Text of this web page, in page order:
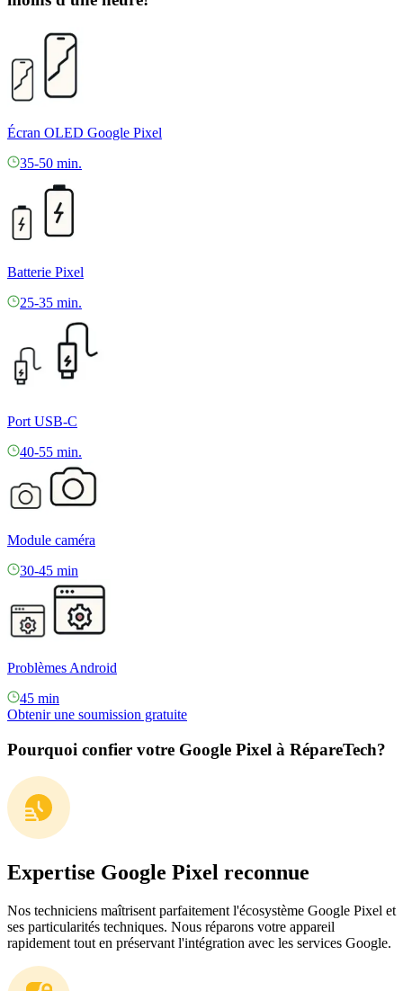
Écran OLED Google Pixel
35-50 min.
Batterie Pixel
25-35 min.
Port USB-C
40-55 min.
Module caméra
30-45 min
Problèmes Android
45 min
Obtenir une soumission gratuite
Pourquoi confier votre Google Pixel à RépareTech?
Expertise Google Pixel reconnue
Nos techniciens maîtrisent parfaitement l'écosystème Google Pixel et
ses particularités techniques. Nous réparons votre appareil
rapidement tout en préservant l'intégration avec les services Google.